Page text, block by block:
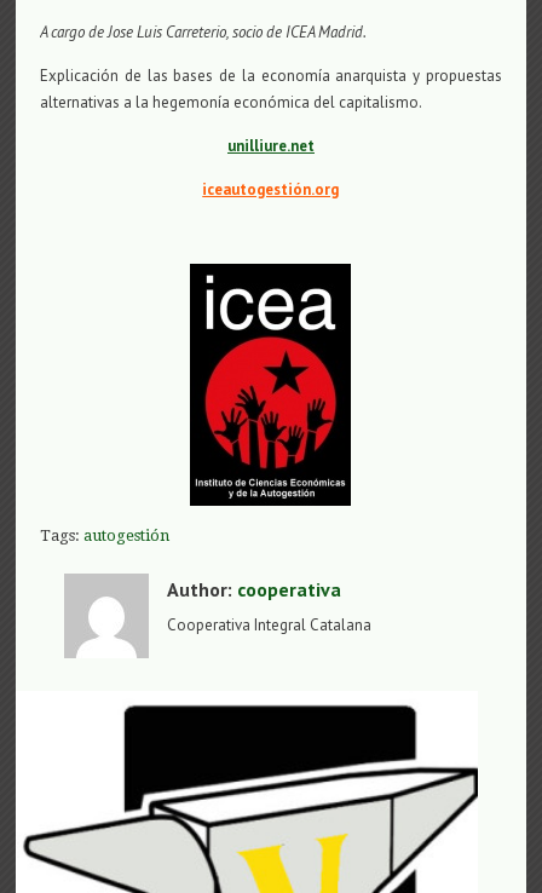
A cargo de Jose Luis Carreterio, socio de ICEA Madrid.
Explicación de las bases de la economía anarquista y propuestas
alternativas a la hegemonía económica del capitalismo.
unilliure.net
iceautogestión.org
Tags:autogestión
Author: cooperativa
Cooperativa Integral Catalana